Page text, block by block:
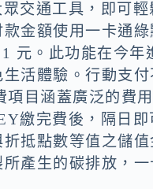
交通工具，即可
金額使用一卡通
元。此功能在今年
活體驗。行動支
目涵蓋廣泛的費
繳完費後，隔日
抵點數等值之儲
產生的碳排放，